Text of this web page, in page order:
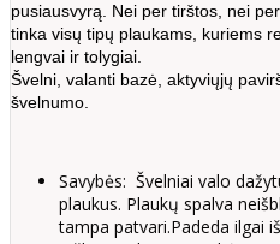
pusiausvyrą. Nei per tirštos, nei
tinka visų tipų plaukams, kuriems
lengvai ir tolygiai.
Švelni, valanti bazė, aktyviųjų
švelnumo.
Savybės: Švelniai valo
plaukus. Plaukų spalva
tampa patvari.Padeda ilgai